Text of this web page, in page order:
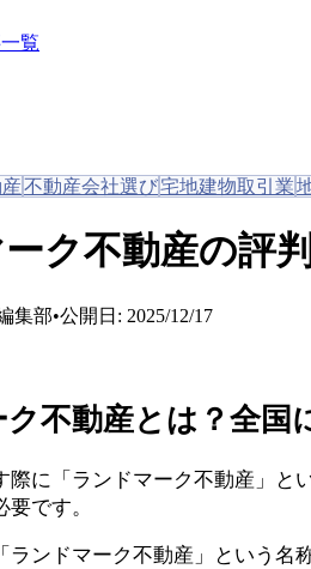
覧
不動産会社選び宅地建物取引業
ク不動産の評
集部•公開日: 2025/12/17
不動産とは？全国
際に「ランドマーク不動産」と
です。
ランドマーク不動産」という